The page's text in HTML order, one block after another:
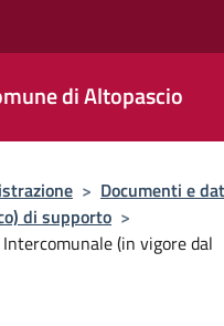
di Altopascio
> Documenti e
di supporto >
(in vigore dal